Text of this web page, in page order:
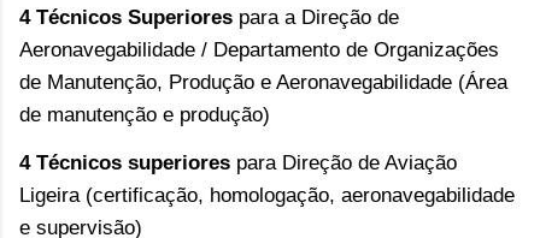
4 Técnicos Superiores para a Direção de
Aeronavegabilidade / Departamento de Organizações
de Manutenção, Produção e Aeronavegabilidade (Área
de manutenção e produção)
4 Técnicos superiores para Direção de Aviação
Ligeira (certificação, homologação, aeronavegabilidade
e supervisão)